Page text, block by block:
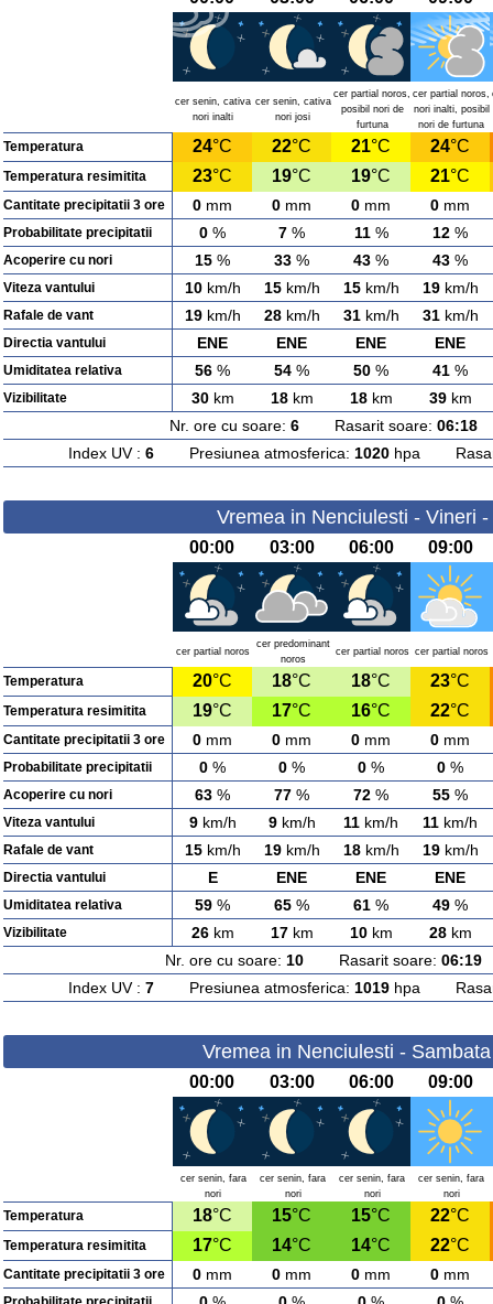
cer senin, cativa
nori inalti
cer senin, cativa
nori josi
cer partial noros,
posibil nori de
furtuna
cer partial noros,
nori inalti, posibil
nori de furtuna
Temperatura 24°C 22°C 21°C 24°C
Temperatura resimitita 23°C 19°C 19°C 21°C
Cantitate precipitatii 3 ore 0 mm 0 mm 0 mm 0 mm
Probabilitate precipitatii 0 % 7 % 11% 12 %
Acoperire cu nori 15 % 33 % 43 % 43 %
Viteza vantului 10km/h 15km/h 15km/h 19km/h
Rafale de vant 19km/h 28km/h 31km/h 31km/h
Directia vantului ENE ENE ENE ENE
Umiditatea relativa 56 % 54 % 50 % 41 %
Vizibilitate 30km 18km 18km 39km
Nr. ore cu soare: 6Rasarit soare: 06:18
Index UV : 6Presiunea atmosferica: 1020hpa
Vremea in Nenciulesti - Vineri
00:00 03:00 06:00 09:00
cer partial noros
cer predominant
noros
cer partial noros cer partial noros
Temperatura 20°C 18°C 18°C 23°C
Temperatura resimitita 19°C 17°C 16°C 22°C
Cantitate precipitatii 3 ore 0 mm 0 mm 0 mm 0 mm
Probabilitate precipitatii 0 % 0 % 0 % 0 %
Acoperire cu nori 63 % 77 % 72 % 55 %
Viteza vantului 9km/h 9km/h 11 km/h 11 km/h
Rafale de vant 15km/h 19km/h 18km/h 19km/h
Directia vantului E ENE ENE ENE
Umiditatea relativa 59 % 65 % 61 % 49 %
Vizibilitate 26km 17km 10km 28km
Nr. ore cu soare: 10Rasarit soare: 06:19
Index UV : 7Presiunea atmosferica: 1019hpa
Vremea in Nenciulesti -
00:00 03:00 06:00 09:00
cer senin, fara
nori
cer senin, fara
nori
cer senin, fara
nori
cer senin, fara
nori
Temperatura 18°C 15°C 15°C 22°C
Temperatura resimitita 17°C 14°C 14°C 22°C
Cantitate precipitatii 3 ore 0 mm 0 mm 0 mm 0 mm